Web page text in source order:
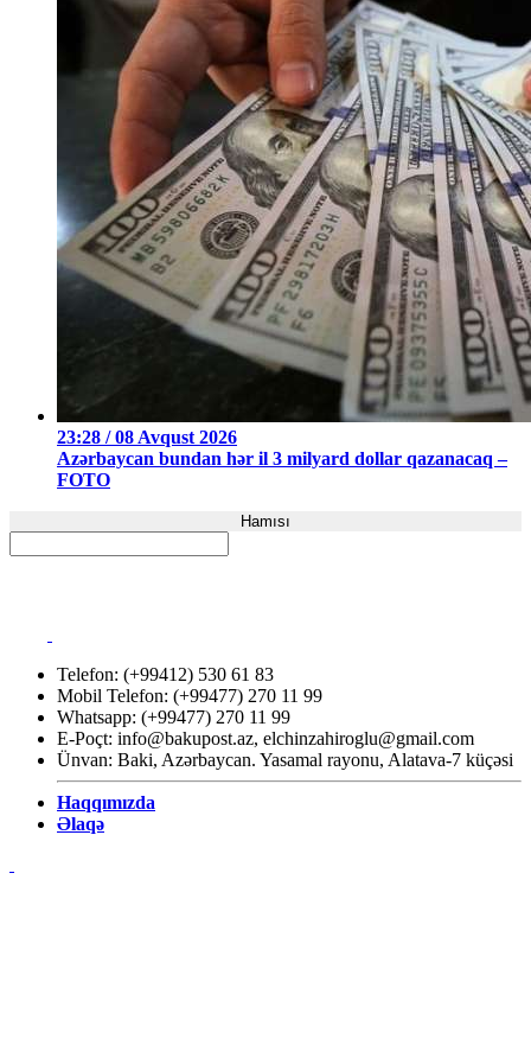
23:28 / 08 Avqust 2026
Azərbaycan bundan hər il 3 milyard dollar qazanacaq –
FOTO
Hamısı
Telefon: (+99412) 530 61 83
Mobil Telefon: (+99477) 270 11 99
Whatsapp: (+99477) 270 11 99
E-Poçt: info@bakupost.az, elchinzahiroglu@gmail.com
Ünvan: Baki, Azərbaycan. Yasamal rayonu, Alatava-7 küçəsi
Haqqımızda
Əlaqə